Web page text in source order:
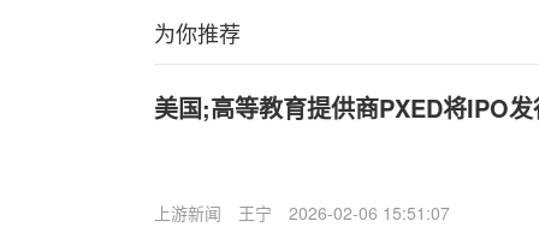
为你推荐
美国;高等教育提供商PXED将IPO
上游新闻 王宁 2026-02-06 15:51:07